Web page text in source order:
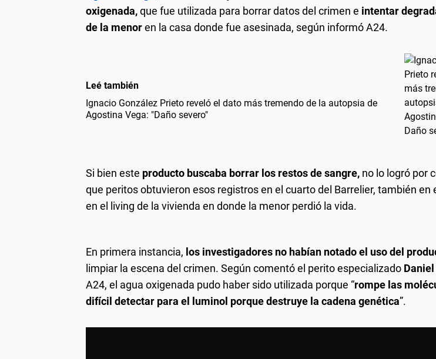
oxigenada,que fue utilizada para borrar datos del crimen e intentar
de la menoren la casa donde fue asesinada, según informó A24.
Leé también
Ignacio González Prieto reveló el dato más tremendo de la autopsia de
Agostina Vega: "Daño severo"
Si bien este producto buscaba borrar los restos de sangre, no lo logró por
que peritos obtuvieron esos registros en el cuarto del Barrelier, también en
en el living de la vivienda en donde la menor perdió la vida.
En primera instancia, los investigadores no habían notado el uso del
limpiar la escena del crimen. Según comentó el perito especializado
A24, el agua oxigenada pudo haber sido utilizada porque “rompe las
difícil detectar para el luminol porque destruye la cadena genética”.